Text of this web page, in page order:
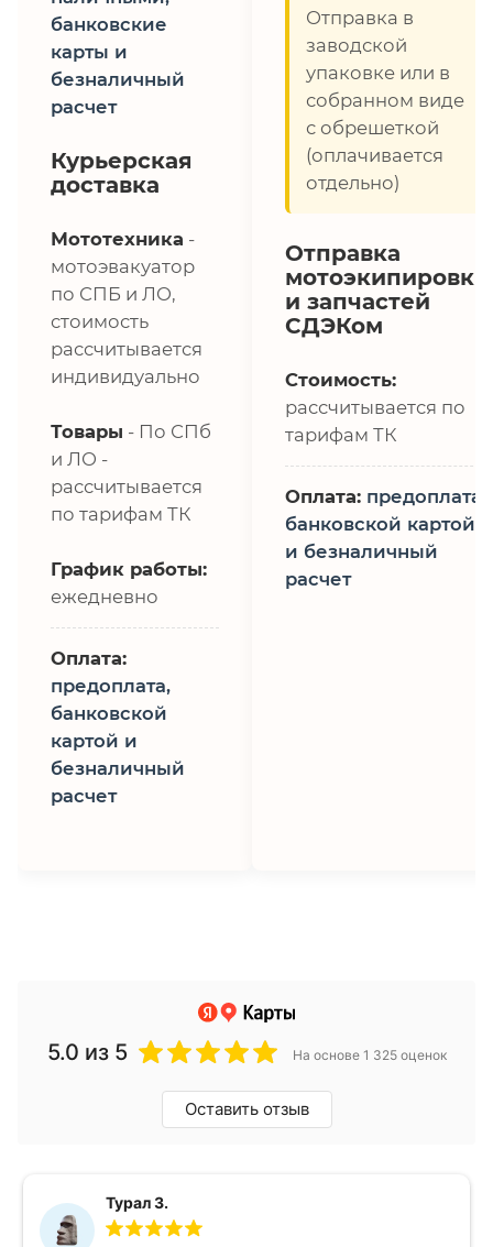
банковские
карты и
безналичный
расчет
Курьерская
доставка
Мототехника -
мотоэвакуатор
по СПБ и ЛО,
стоимость
рассчитывается
индивидуально
Товары - По СПб
и ЛО -
рассчитывается
по тарифам ТК
График работы:
ежедневно
Оплата:
предоплата,
банковской
картой и
безналичный
расчет
Отправка в
заводской
упаковке или в
собранном виде
с обрешеткой
(оплачивается
отдельно)
Отправка
мотоэкипировки
и запчастей
СДЭКом
Стоимость:
рассчитывается по
тарифам ТК
Оплата: предоплата,
банковской картой
и безналичный
расчет
5.0 из 5 На основе 1 325 оценок
Оставить отзыв
Турал З.